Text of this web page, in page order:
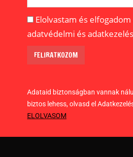
Elolvastam és elfogadom
adatvédelmi és
Adataid biztonságban vannak
biztos lehess, olvasd el
ELOLVASOM